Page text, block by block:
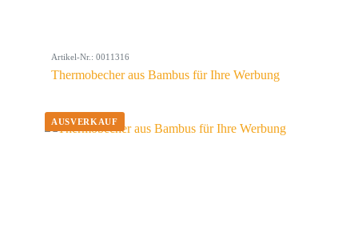
Artikel-Nr.: 0011316
Thermobecher aus Bambus für Ihre Werbung